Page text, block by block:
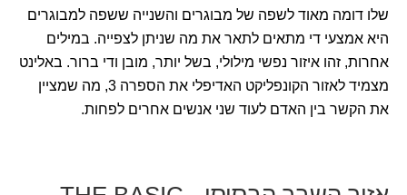
שלו דומה מאוד לשפה של מבוגרים והשנייה ששפה למבוגרים
היא אמצעי די מתאים לתאר את מה שניתן לצפייה. במילים
אחרות, זהו איזור נפשי מילולי, בשל יותר, מובן ודי ברור. באלינט
מצמיד לאזור הקונפליקט האדיפלי את הספרה 3, מה שמציין
את הקשר בין האדם לעוד שני אנשים אחרים לפחות.